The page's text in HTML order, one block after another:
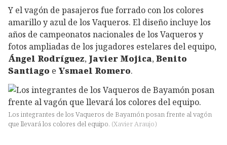
Y el vagón de pasajeros fue forrado con los colores
amarillo y azul de los Vaqueros. El diseño incluye los
años de campeonatos nacionales de los Vaqueros y
fotos ampliadas de los jugadores estelares del equipo,
Ángel Rodríguez, Javier Mojica,Benito
Santiago e Ysmael Romero.
Los integrantes de los Vaqueros de Bayamón posan frente al vagón
que llevará los colores del equipo. (Xavier Araujo)